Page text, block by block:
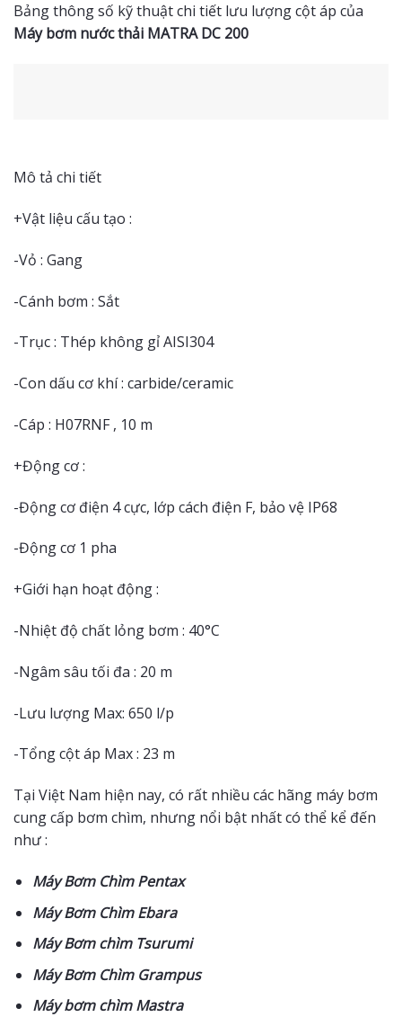
Bảng thông số kỹ thuật chi tiết lưu lượng cột áp của
Máy bơm nước thải MATRA DC 200
Mô tả chi tiết
+Vật liệu cấu tạo :
-Vỏ : Gang
-Cánh bơm : Sắt
-Trục : Thép không gỉ AISI304
-Con dấu cơ khí : carbide/ceramic
-Cáp : H07RNF , 10 m
+Động cơ :
-Động cơ điện 4 cực, lớp cách điện F, bảo vệ IP68
-Động cơ 1 pha
+Giới hạn hoạt động :
-Nhiệt độ chất lỏng bơm : 40°C
-Ngâm sâu tối đa : 20 m
-Lưu lượng Max: 650 l/p
-Tổng cột áp Max : 23 m
Tại Việt Nam hiện nay, có rất nhiều các hãng máy bơm
cung cấp bơm chìm, nhưng nổi bật nhất có thể kể đến
như :
Máy Bơm Chìm Pentax
Máy Bơm Chìm Ebara
Máy Bơm chìm Tsurumi
Máy Bơm Chìm Grampus
Máy bơm chìm Mastra